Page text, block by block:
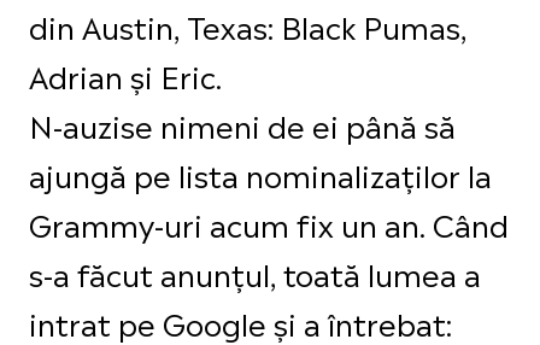
din Austin, Texas: Black Pumas,
Adrian și Eric.
N-auzise nimeni de ei până să
ajungă pe lista nominalizaților la
Grammy-uri acum fix un an. Când
s-a făcut anunțul, toată lumea a
intrat pe Google și a întrebat: